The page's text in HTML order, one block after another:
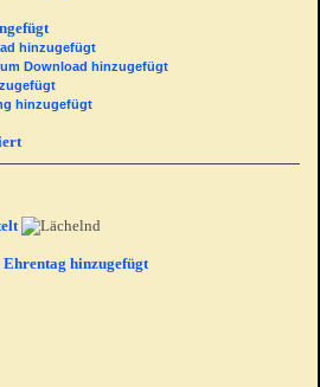
hinzugefügt
Download hinzugefügt
hinzugefügt
hinzugefügt